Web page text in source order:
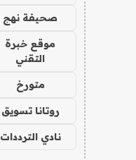
صحيفة نهج
موقع خبرة
التقني
متورخ
روتانا تسويق
نادي الترددات